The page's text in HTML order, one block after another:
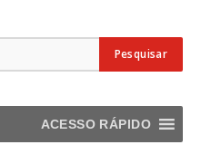
ACESSO RÁPIDO